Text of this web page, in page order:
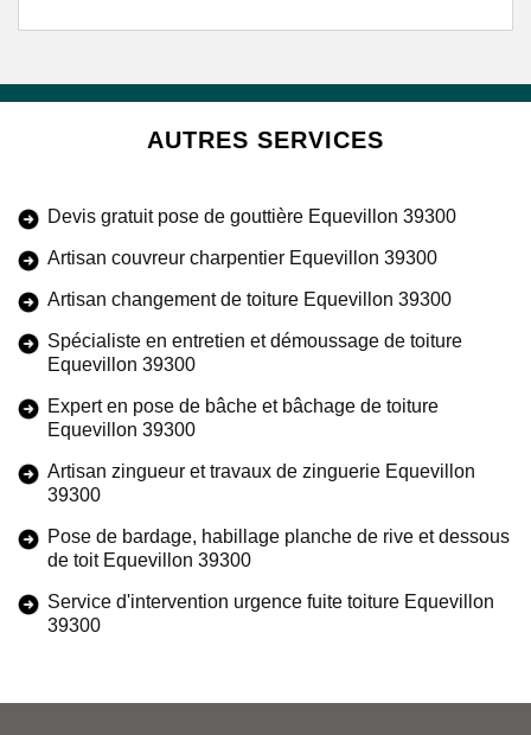
AUTRES SERVICES
Devis gratuit pose de gouttière Equevillon 39300
Artisan couvreur charpentier Equevillon 39300
Artisan changement de toiture Equevillon 39300
Spécialiste en entretien et démoussage de toiture
Equevillon 39300
Expert en pose de bâche et bâchage de toiture
Equevillon 39300
Artisan zingueur et travaux de zinguerie Equevillon
39300
Pose de bardage, habillage planche de rive et dessous
de toit Equevillon 39300
Service d'intervention urgence fuite toiture Equevillon
39300